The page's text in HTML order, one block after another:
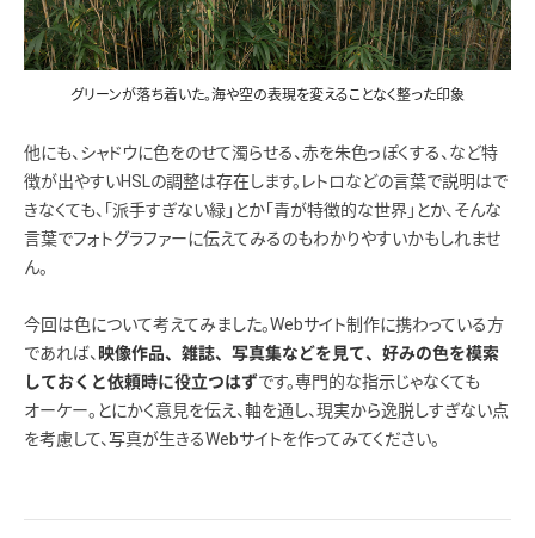
グリーンが落ち着いた。海や空の表現を変えることなく整った印象
他にも、シャドウに色をのせて濁らせる、赤を朱色っぽくする、など特
徴が出やすいHSLの調整は存在します。レトロなどの言葉で説明はで
きなくても、「派手すぎない緑」とか「青が特徴的な世界」とか、そんな
言葉でフォトグラファーに伝えてみるのもわかりやすいかもしれませ
ん。
今回は色について考えてみました。Webサイト制作に携わっている方
であれば、 映像作品、雑誌、写真集などを見て、好みの色を模索
しておくと依頼時に役立つはずです。専門的な指示じゃなくても
オーケー。とにかく意見を伝え、軸を通し、現実から逸脱しすぎない点
を考慮して、写真が生きるWebサイトを作ってみてください。